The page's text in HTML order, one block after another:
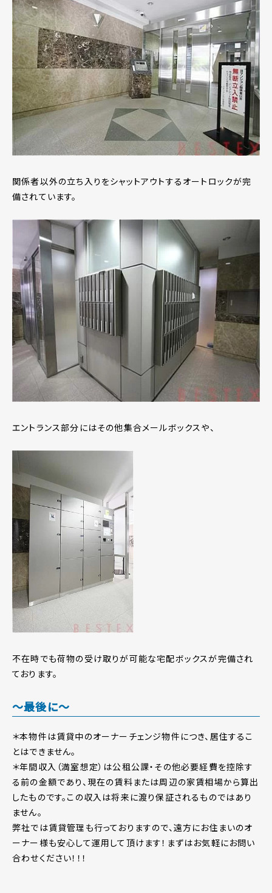
関係者以外の立ち入りをシャットアウトするオートロックが完
備されています。
エントランス部分にはその他集合メールボックスや、
不在時でも荷物の受け取りが可能な宅配ボックスが完備され
ております。
～最後に～
＊本物件は賃貸中のオーナーチェンジ物件につき、居住するこ
とはできません。
＊年間収入（満室想定）は公租公課・その他必要経費を控除す
る前の金額であり、現在の賃料または周辺の家賃相場から算出
したものです。この収入は将来に渡り保証されるものではあり
ません。
弊社では賃貸管理も行っておりますので、遠方にお住まいのオ
ーナー様も安心して運用して頂けます！まずはお気軽にお問い
合わせください！！！